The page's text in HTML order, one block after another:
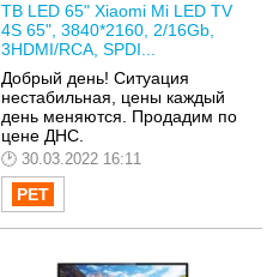
ТВ LED 65" Xiaomi Mi LED TV
4S 65", 3840*2160, 2/16Gb,
3HDMI/RCA, SPDI...
Добрый день! Ситуация
нестабильная, цены каждый
день меняются. Продадим по
цене ДНС.
30.03.2022 16:11